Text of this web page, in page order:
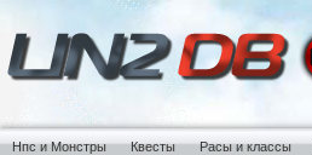
Нпс и Монстры Квесты Расы и классы